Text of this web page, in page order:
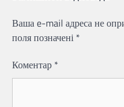
Ваша e-mail адреса не
поля позначені *
Коментар *